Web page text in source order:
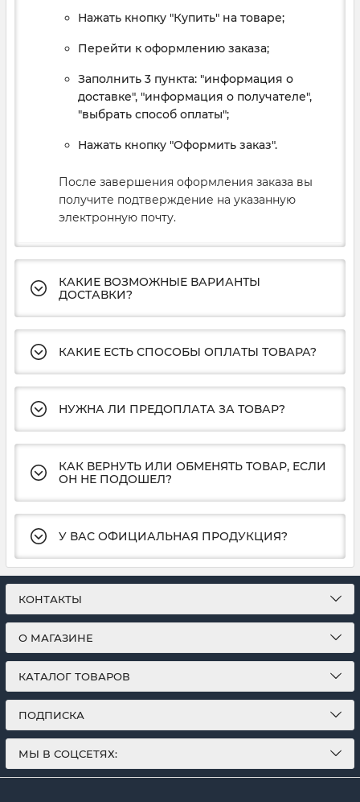
Нажать кнопку "Купить" на товаре;
Перейти к оформлению заказа;
Заполнить 3 пункта: "информация о
доставке", "информация о получателе",
"выбрать способ оплаты";
Нажать кнопку "Оформить заказ".
После завершения оформления заказа вы
получите подтверждение на указанную
электронную почту.
КАКИЕ ВОЗМОЖНЫЕ ВАРИАНТЫ
ДОСТАВКИ?
КАКИЕ ЕСТЬ СПОСОБЫ ОПЛАТЫ ТОВАРА?
НУЖНА ЛИ ПРЕДОПЛАТА ЗА ТОВАР?
КАК ВЕРНУТЬ ИЛИ ОБМЕНЯТЬ ТОВАР, ЕСЛИ
ОН НЕ ПОДОШЕЛ?
У ВАС ОФИЦИАЛЬНАЯ ПРОДУКЦИЯ?
КОНТАКТЫ
О МАГАЗИНЕ
КАТАЛОГ ТОВАРОВ
ПОДПИСКА
МЫ В СОЦСЕТЯХ: